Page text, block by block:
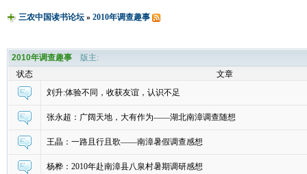
三农中国读书论坛» 2010年调查趣事
2010年调查趣事版主:
状态
文章
刘升:体验不同，收获友谊，认识不足
张永超：广阔天地，大有作为——湖北南漳调查随想
王晶：一路且行且歌——南漳暑假调查感想
杨桦：2010年赴南漳县八泉村暑期调研感想